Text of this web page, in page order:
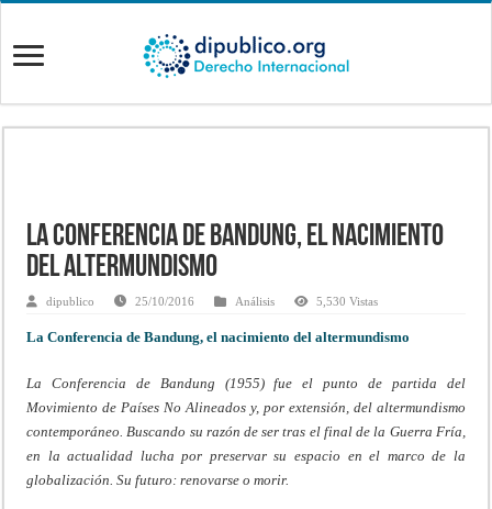
La Conferencia de Bandung, el nacimiento
del altermundismo
dipublico 25/10/2016 Análisis 5,530 Vistas
La Conferencia de Bandung, el nacimiento del altermundismo
La Conferencia de Bandung (1955) fue el punto de partida del
Movimiento de Países No Alineados y, por extensión, del altermundismo
contemporáneo. Buscando su razón de ser tras el final de la Guerra Fría,
en la actualidad lucha por preservar su espacio en el marco de la
globalización. Su futuro: renovarse o morir.